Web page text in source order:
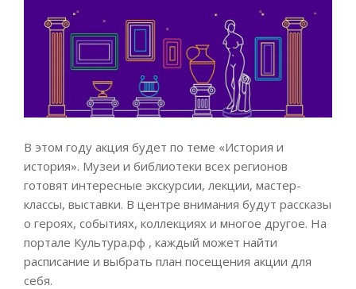
В этом году акция будет по теме «История и
история». Музеи и библиотеки всех регионов
готовят интересные экскурсии, лекции, мастер-
классы, выставки. В центре внимания будут рассказы
о героях, событиях, коллекциях и многое другое. На
портале Культура.рф , каждый может найти
расписание и выбрать план посещения акции для
себя.